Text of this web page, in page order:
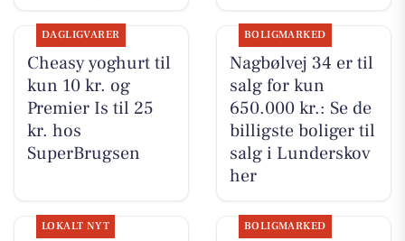
DAGLIGVARER
Cheasy yoghurt til
kun 10 kr. og
Premier Is til 25
kr. hos
SuperBrugsen
BOLIGMARKED
Nagbølvej 34 er til
salg for kun
650.000 kr.: Se de
billigste boliger til
salg i Lunderskov
her
LOKALT NYT BOLIGMARKED